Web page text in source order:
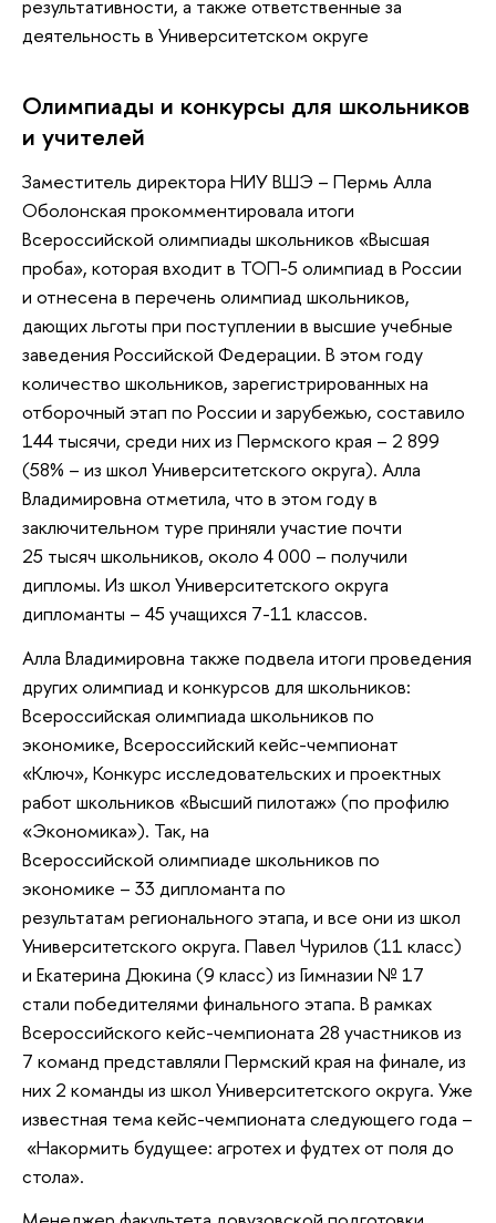
результативности, а также ответственные за
деятельность в Университетском округе
Олимпиады и конкурсы для школьников
и учителей
Заместитель директора НИУ ВШЭ – Пермь Алла
Оболонская прокомментировала итоги
Всероссийской олимпиады школьников «Высшая
проба», которая входит в ТОП-5 олимпиад в России
и отнесена в перечень олимпиад школьников,
дающих льготы при поступлении в высшие учебные
заведения Российской Федерации. В этом году
количество школьников, зарегистрированных на
отборочный этап по России и зарубежью, составило
144 тысячи, среди них из Пермского края – 2 899
(58% – из школ Университетского округа). Алла
Владимировна отметила, что в этом году в
заключительном туре приняли участие почти
25 тысяч школьников, около 4 000 – получили
дипломы. Из школ Университетского округа
дипломанты – 45 учащихся 7-11 классов.
Алла Владимировна также подвела итоги проведения
других олимпиад и конкурсов для школьников:
Всероссийская олимпиада школьников по
экономике, Всероссийский кейс-чемпионат
«Ключ», Конкурс исследовательских и проектных
работ школьников «Высший пилотаж» (по профилю
«Экономика»). Так, на
Всероссийской олимпиаде школьников по
экономике – 33 дипломанта по
результатам регионального этапа, и все они из школ
Университетского округа. Павел Чурилов (11 класс)
и Екатерина Дюкина (9 класс) из Гимназии № 17
стали победителями финального этапа. В рамках
Всероссийского кейс-чемпионата 28 участников из
7 команд представляли Пермский края на финале, из
них 2 команды из школ Университетского округа. Уже
известная тема кейс-чемпионата следующего года –
«Накормить будущее: агротех и фудтех от поля до
стола».